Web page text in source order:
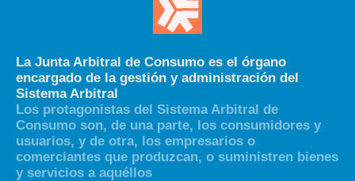
La Junta Arbitral de Consumo es el órgano
encargado de la gestión y administración del
Sistema Arbitral
Los protagonistas del Sistema Arbitral de
Consumo son, de una parte, los consumidores y
usuarios, y de otra, los empresarios o
comerciantes que produzcan, o suministren bienes
y servicios a aquéllos